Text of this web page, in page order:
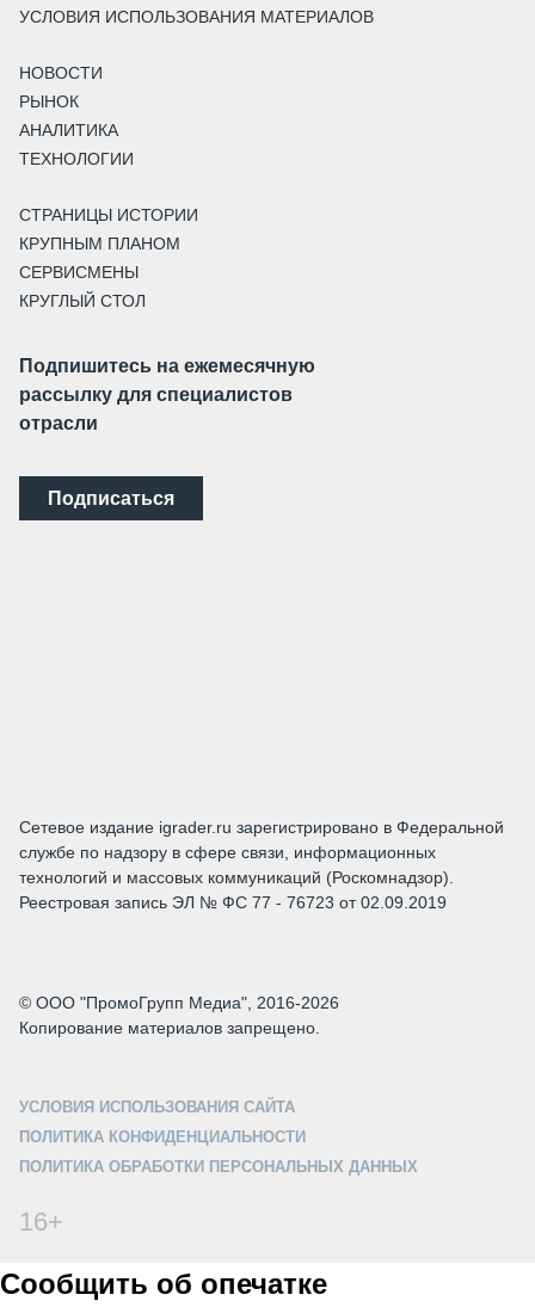
УСЛОВИЯ ИСПОЛЬЗОВАНИЯ МАТЕРИАЛОВ
НОВОСТИ
РЫНОК
АНАЛИТИКА
ТЕХНОЛОГИИ
СТРАНИЦЫ ИСТОРИИ
КРУПНЫМ ПЛАНОМ
СЕРВИСМЕНЫ
КРУГЛЫЙ СТОЛ
Подпишитесь на ежемесячную
рассылку для специалистов
отрасли
Подписаться
Сетевое издание igrader.ru зарегистрировано в Федеральной
службе по надзору в сфере связи, информационных
технологий и массовых коммуникаций (Роскомнадзор).
Реестровая запись ЭЛ № ФС 77 - 76723 от 02.09.2019
© ООО "ПромоГрупп Медиа", 2016-2026
Копирование материалов запрещено.
УСЛОВИЯ ИСПОЛЬЗОВАНИЯ САЙТА
ПОЛИТИКА КОНФИДЕНЦИАЛЬНОСТИ
ПОЛИТИКА ОБРАБОТКИ ПЕРСОНАЛЬНЫХ ДАННЫХ
16+
Сообщить об опечатке